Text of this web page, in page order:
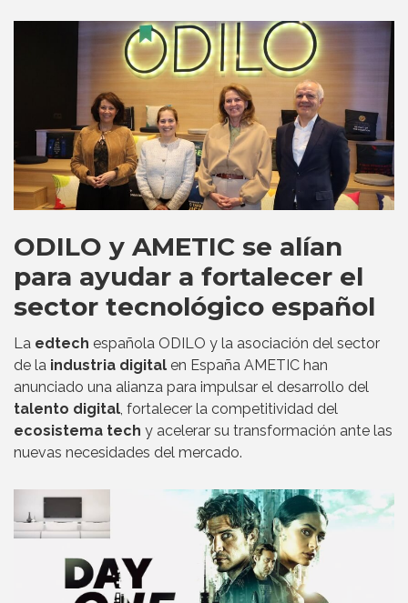
ODILO y AMETIC se alían
para ayudar a fortalecer el
sector tecnológico español
La edtech española ODILO y la asociación del sector
de la industria digital en España AMETIC han
anunciado una alianza para impulsar el desarrollo del
talento digital, fortalecer la competitividad del
ecosistema tech y acelerar su transformación ante las
nuevas necesidades del mercado.